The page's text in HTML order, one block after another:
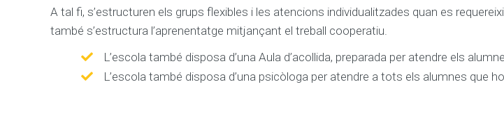
A tal fi, s’estructuren els grups flexibles i les atencions individualitzades quan es
també s’estructura l’aprenentatge mitjançant el treball cooperatiu.
L’escola també disposa d’una Aula d’acollida, preparada per atendre els
L’escola també disposa d’una psicòloga per atendre a tots els alumnes que